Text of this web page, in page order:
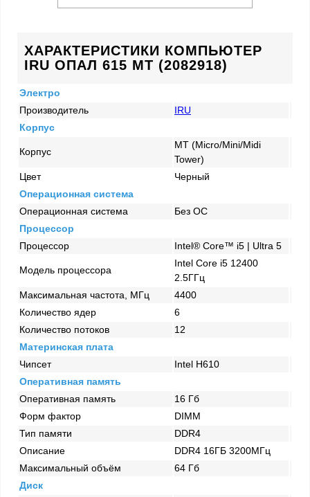
ХАРАКТЕРИСТИКИ КОМПЬЮТЕР
IRU ОПАЛ 615 MT (2082918)
Электро
Производитель
IRU
Корпус
Корпус
MT (Micro/Mini/Midi
Tower)
Цвет
Черный
Операционная система
Операционная система
Без ОС
Процессор
Процессор
Intel® Core™ i5 | Ultra 5
Модель процессора
Intel Core i5 12400
2.5ГГц
Максимальная частота, МГц
4400
Количество ядер
6
Количество потоков
12
Материнская плата
Чипсет
Intel H610
Оперативная память
Оперативная память
16 Гб
Форм фактор
DIMM
Тип памяти
DDR4
Описание
DDR4 16ГБ 3200МГц
Максимальный объём
64 Гб
Диск